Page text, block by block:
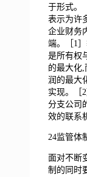
于形式。
表示为许
企业财务
端。［1
是所有权
的最大化,
润的最大
实现。［
分支公司
效的联系
24监管体
面对不断
制的同时